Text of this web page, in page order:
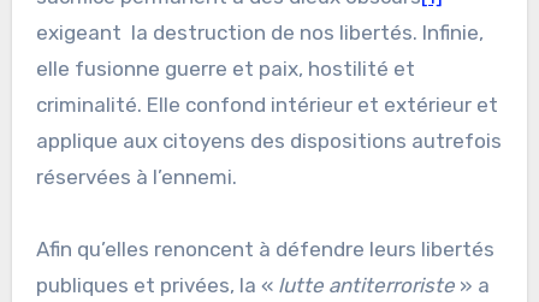
exigeant la destruction de nos libertés. Infinie,
elle fusionne guerre et paix, hostilité et
criminalité. Elle confond intérieur et extérieur et
applique aux citoyens des dispositions autrefois
réservées à l’ennemi.
Afin qu’elles renoncent à défendre leurs libertés
publiques et privées, la « lutte antiterroriste» a